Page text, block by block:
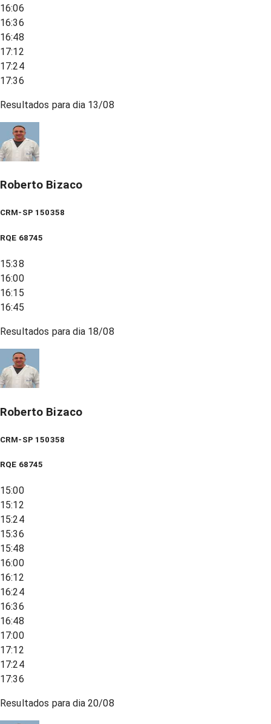
16:06
16:36
16:48
17:12
17:24
17:36
Resultados para dia 13/08
Roberto Bizaco
CRM-SP 150358
RQE 68745
15:38
16:00
16:15
16:45
Resultados para dia 18/08
Roberto Bizaco
CRM-SP 150358
RQE 68745
15:00
15:12
15:24
15:36
15:48
16:00
16:12
16:24
16:36
16:48
17:00
17:12
17:24
17:36
Resultados para dia20/08